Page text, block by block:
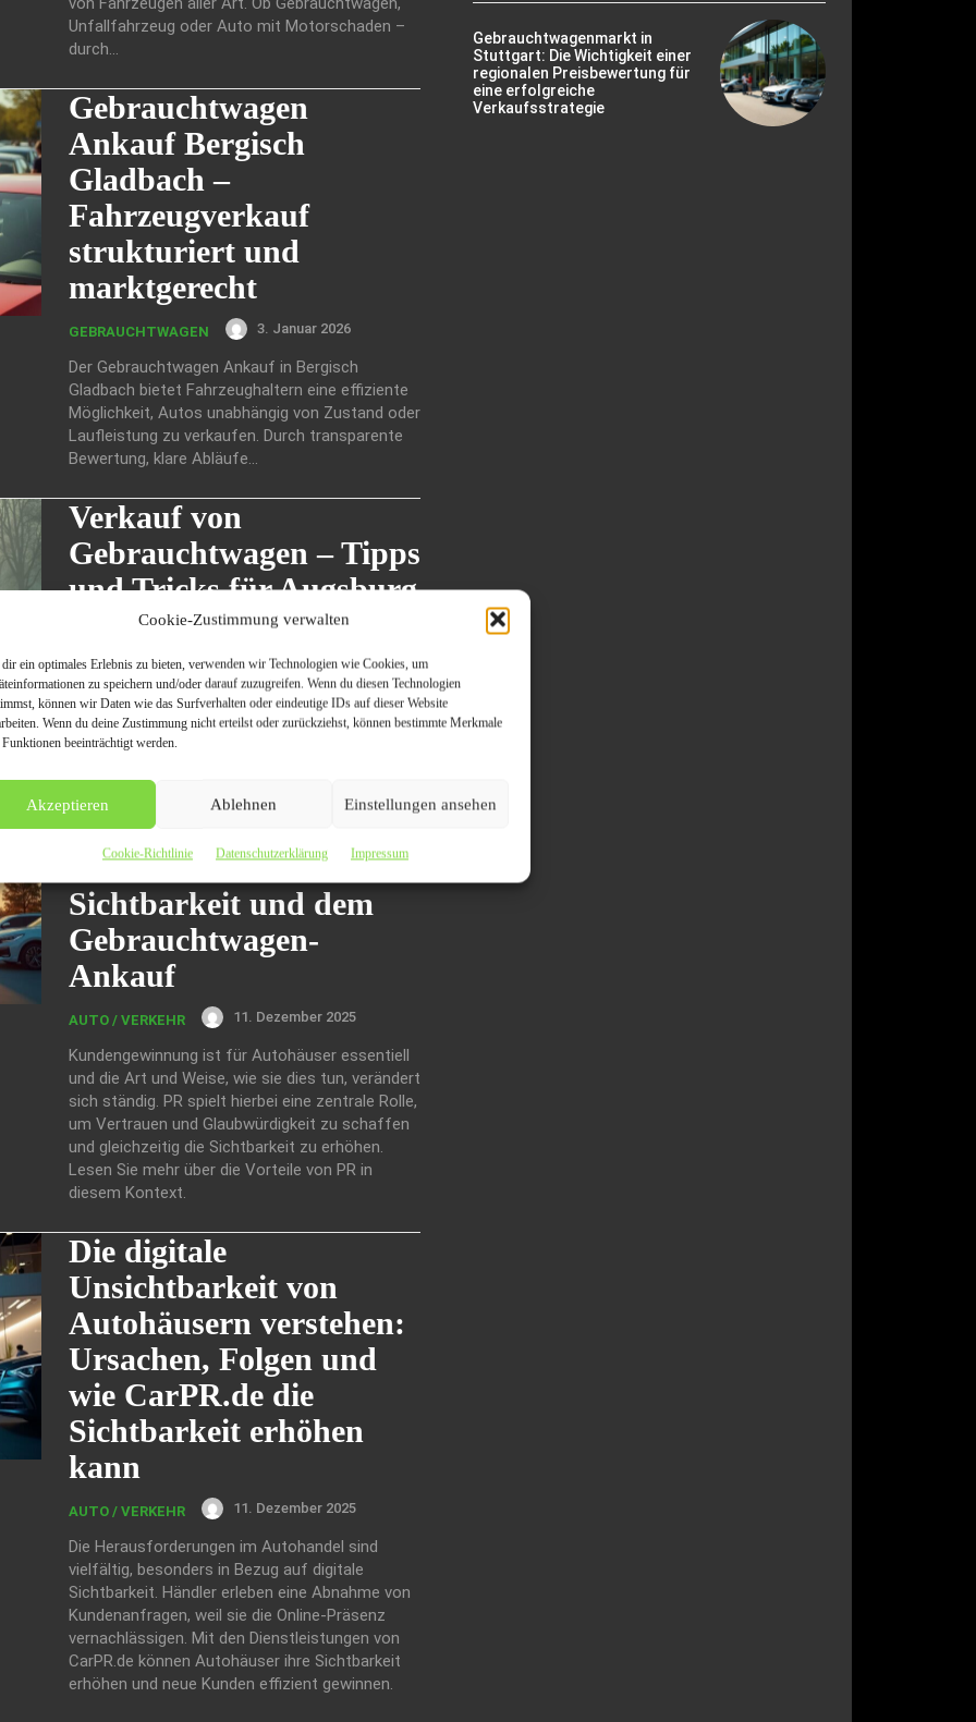
Cookie-Zustimmung verwalten
ein optimales Erlebnis zu bieten, verwenden wir Technologien wie Cookies, um
zu speichern und/oder darauf zuzugreifen. Wenn du diesen Technologien
können wir Daten wie das Surfverhalten oder eindeutige IDs auf dieser Website
Wenn du deine Zustimmung nicht erteilst oder zurückziehst, können bestimmte Merkmale
beeinträchtigt werden.
Akzeptieren Ablehnen Einstellungen ansehen
Cookie-Richtlinie Datenschutzerklärung Impressum
Unfallfahrzeug oder Auto mit Motorschaden –
durch...
Gebrauchtwagen
Ankauf Bergisch
Gladbach –
Fahrzeugverkauf
strukturiert und
marktgerecht
GEBRAUCHTWAGEN 3. Januar 2026
Der Gebrauchtwagen Ankauf in Bergisch
Gladbach bietet Fahrzeughaltern eine effiziente
Möglichkeit, Autos unabhängig von Zustand oder
Laufleistung zu verkaufen. Durch transparente
Bewertung, klare Abläufe...
Verkauf von
Gebrauchtwagen – Tipps
und Tricks für Augsburg
26. Dezember 2025
Die richtigen Tipps können beim
Gebrauchtwagenverkauf in Augsburg
entscheidend sein. Hier erfahren Sie, wie Sie den
Verkaufsprozess effizient gestalten können.
So gewinnen Autohäuser
neue Kunden: Die Rolle
von PR bei der
Sichtbarkeit und dem
Gebrauchtwagen-
Ankauf
AUTO / VERKEHR 11. Dezember 2025
Kundengewinnung ist für Autohäuser essentiell
und die Art und Weise, wie sie dies tun, verändert
sich ständig. PR spielt hierbei eine zentrale Rolle,
um Vertrauen und Glaubwürdigkeit zu schaffen
und gleichzeitig die Sichtbarkeit zu erhöhen.
Lesen Sie mehr über die Vorteile von PR in
diesem Kontext.
Die digitale
Unsichtbarkeit von
Autohäusern verstehen:
Ursachen, Folgen und
wie CarPR.de die
Sichtbarkeit erhöhen
kann
AUTO / VERKEHR 11. Dezember 2025
Die Herausforderungen im Autohandel sind
vielfältig, besonders in Bezug auf digitale
Sichtbarkeit. Händler erleben eine Abnahme von
Kundenanfragen, weil sie die Online-Präsenz
vernachlässigen. Mit den Dienstleistungen von
CarPR.de können Autohäuser ihre Sichtbarkeit
erhöhen und neue Kunden effizient gewinnen.
Gebrauchtwagenmarkt in
Stuttgart: Die Wichtigkeit einer
regionalen Preisbewertung für
eine erfolgreiche
Verkaufsstrategie